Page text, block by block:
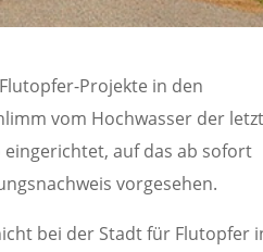
Projekte in den
vom Hochwasser der
auf das ab sofort
vorgesehen.
bei der Stadt für Flutopfer